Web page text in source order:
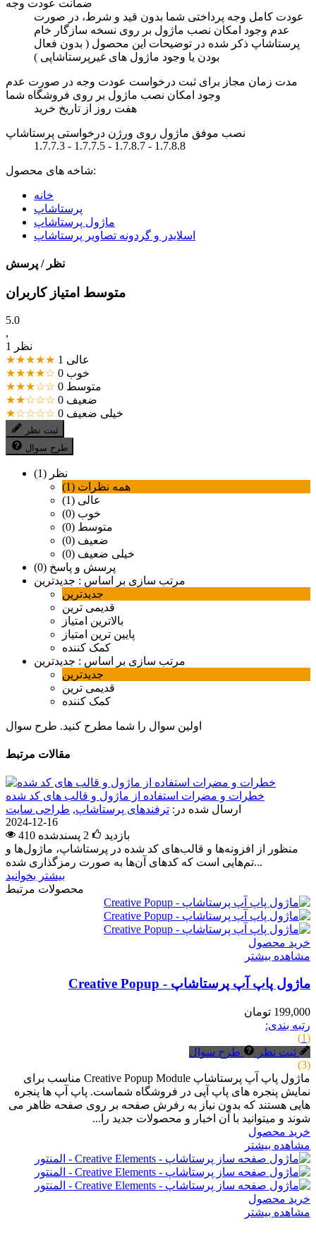
ضمانت عودت وجه
عودت کامل وجه پرداختی شما بدون قید و شرط، در صورت
عدم وجود امکان نصب ماژول بر روی نسخه سازگار خام
پرستاشاپ ذکر شده در توضیحات این محصول ( بدون فعال
بودن یا وجود ماژول های غیرپرستاشاپی )
مدت زمان مجاز برای ثبت درخواست عودت وجه در صورت عدم
وجود امکان نصب ماژول بر روی فروشگاه شما
هفت روز از تاریخ خرید
نصب موفق ماژول روی ورژن درخواستی پرستاشاپ
1.7.7.3 - 1.7.7.5 - 1.7.8.7 - 1.7.8.8
شاخه های محصول:
خانه
پرستاشاپ
ماژول پرستاشاپ
اسلایدر و گردونه تصاویر پرستاشاپ
نظر / پرسش
متوسط امتیاز کاربران
5.0
,
1 نظر
★★★★★
عالی 1
★★★★☆
خوب 0
★★★☆☆
متوسط 0
★★☆☆☆
ضعیف 0
★☆☆☆☆
خیلی ضعیف 0
ثبت نظر
طرح سوال
نظر (1)
همه نظرات (1)
عالی (1)
خوب (0)
متوسط (0)
ضعیف (0)
خیلی ضعیف (0)
پرسش و پاسخ (0)
مرتب سازی بر اساس : جدیدترین
جدیدترین
قدیمی ترین
بالاترین امتیاز
پایین ترین امتیاز
کمک کننده
مرتب سازی بر اساس : جدیدترین
جدیدترین
قدیمی ترین
کمک کننده
اولین سوال را شما مطرح کنید. طرح سوال
مقالات مرتبط
خطرات و مضرات استفاده از ماژول و قالب های کد شده
ارسال شده در: ترفندهای پرستاشاپ, طراحی سایت
2024-12-16
410 بازدید
2 پسندشده
منظور از افزونه‌ها و قالب‌های کد شده در پرستاشاپ، ماژول‌ها و
تم‌هایی است که کدهای آن‌ها به صورت رمزگذاری شده...
بیشتر بخوانید
محصولات مرتبط
خرید محصول
مشاهده بیشتر
ماژول پاپ آپ پرستاشاپ - Creative Popup
199,000 تومان
رتبه بندی:
(1)
ثبت نظر
طرح سوال
(3)
ماژول پاپ آپ پرستاشاپ Creative Popup Module مناسب برای
نمایش پنجره های پاپ آپی در فروشگاه شماست. پاپ آپ ها پنجره
هایی هستند که بدون نیاز به رفرش صفحه بر روی صفحه ظاهر می
شوند و میتوانید با آن اخبار و محصولات جدید را...
خرید محصول
مشاهده بیشتر
خرید محصول
مشاهده بیشتر